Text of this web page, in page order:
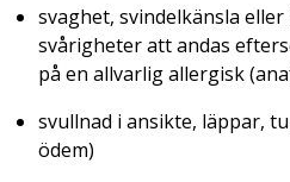
svaghet, svindelkänsla
svårigheter att andas
på en allvarlig allergisk
svullnad i ansikte, läppar,
ödem)